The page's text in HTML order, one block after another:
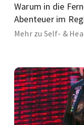
Warum in die
Abenteuer im
Spartipps wird
Mehr zu Self- &